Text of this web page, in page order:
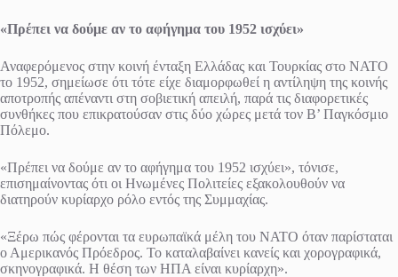
«Πρέπει να δούμε αν το αφήγημα του 1952 ισχύει»
Αναφερόμενος στην κοινή ένταξη Ελλάδας και Τουρκίας στο ΝΑΤΟ
το 1952, σημείωσε ότι τότε είχε διαμορφωθεί η αντίληψη της κοινής
αποτροπής απέναντι στη σοβιετική απειλή, παρά τις διαφορετικές
συνθήκες που επικρατούσαν στις δύο χώρες μετά τον Β’ Παγκόσμιο
Πόλεμο.
«Πρέπει να δούμε αν το αφήγημα του 1952 ισχύει», τόνισε,
επισημαίνοντας ότι οι Ηνωμένες Πολιτείες εξακολουθούν να
διατηρούν κυρίαρχο ρόλο εντός της Συμμαχίας.
«Ξέρω πώς φέρονται τα ευρωπαϊκά μέλη του ΝΑΤΟ όταν παρίσταται
ο Αμερικανός Πρόεδρος. Το καταλαβαίνει κανείς και χορογραφικά,
σκηνογραφικά. Η θέση των ΗΠΑ είναι κυρίαρχη».